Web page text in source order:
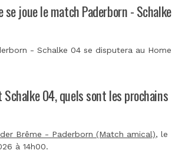
se joue le match Paderborn - Schalke
- Schalke 04 se disputera au Home
04, quels sont les prochains
Brême - Paderborn (Match amical), le
à 14h00.